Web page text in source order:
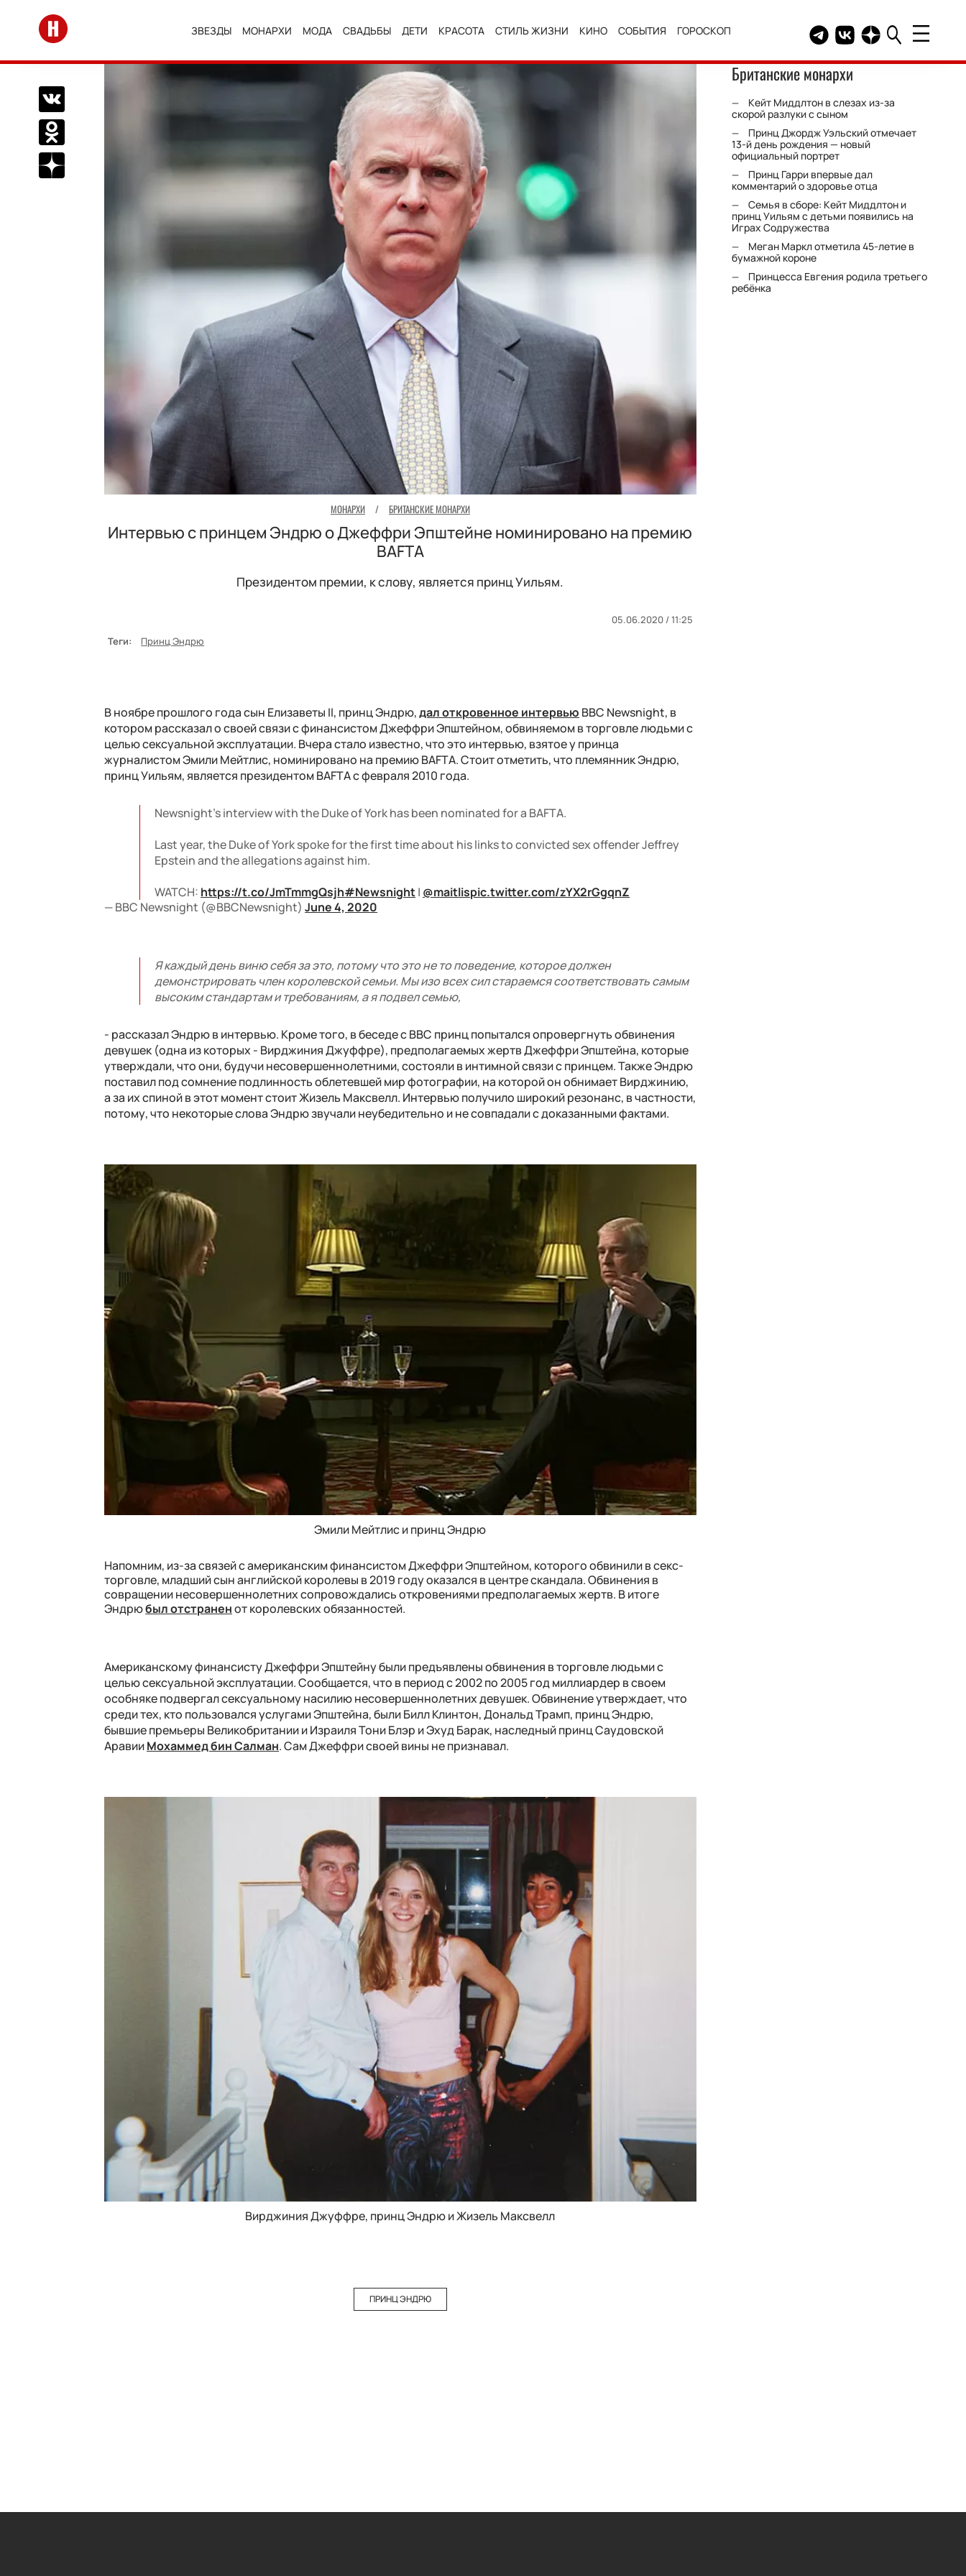
Перейти на главную
ЗВЕЗДЫ МОНАРХИ МОДА СВАДЬБЫ ДЕТИ КРАСОТА СТИЛЬ ЖИЗНИ КИНО СОБЫТИЯ ГОРОСКОП Telegram канал HELLO
Группа HELLO
Канал HELLO в
Поделиться Вконтакте
Поделиться в Одноклассниках
Подписаться на нас в Дзен
МОНАРХИ / БРИТАНСКИЕ МОНАРХИ
Интервью с принцем Эндрю о Джеффри Эпштейне номинировано на премию
BAFTA
Президентом премии, к слову, является принц Уильям.
05.06.2020 / 11:25
Теги:
Принц Эндрю
В ноябре прошлого года сын Елизаветы II, принц Эндрю,дал откровенное интервью BBC Newsnight, в
котором рассказал о своей связи с финансистом Джеффри Эпштейном, обвиняемом в торговле людьми с
целью сексуальной эксплуатации. Вчера стало известно, что это интервью, взятое у принца
журналистом Эмили Мейтлис, номинировано на премию BAFTA. Стоит отметить, что племянник Эндрю,
принц Уильям, является президентом BAFTA с февраля 2010 года.
Newsnight’s interview with the Duke of York has been nominated for a BAFTA.
Last year, the Duke of York spoke for the first time about his links to convicted sex offender Jeffrey
Epstein and the allegations against him.
WATCH: https://t.co/JmTmmgQsjh#Newsnight| @maitlispic.twitter.com/zYX2rGgqnZ
— BBC Newsnight (@BBCNewsnight)June 4, 2020
Я каждый день виню себя за это, потому что это не то поведение, которое должен
демонстрировать член королевской семьи. Мы изо всех сил стараемся соответствовать самым
высоким стандартам и требованиям, а я подвел семью,
- рассказал Эндрю в интервью. Кроме того, в беседе с BBC принц попытался опровергнуть обвинения
девушек (одна из которых - Вирджиния Джуффре), предполагаемых жертв Джеффри Эпштейна, которые
утверждали, что они, будучи несовершеннолетними, состояли в интимной связи с принцем. Также Эндрю
поставил под сомнение подлинность облетевшей мир фотографии, на которой он обнимает Вирджинию,
а за их спиной в этот момент стоит Жизель Максвелл. Интервью получило широкий резонанс, в частности,
потому, что некоторые слова Эндрю звучали неубедительно и не совпадали с доказанными фактами.
Эмили Мейтлис и принц Эндрю
Напомним, из-за связей с американским финансистом Джеффри Эпштейном, которого обвинили в секс-
торговле, младший сын английской королевы в 2019 году оказался в центре скандала. Обвинения в
совращении несовершеннолетних сопровождались откровениями предполагаемых жертв. В итоге
Эндрюбыл отстраненот королевских обязанностей.
Американскому финансисту Джеффри Эпштейнубыли предъявлены обвинения в торговле людьми с
целью сексуальной эксплуатации. Сообщается, что в период с 2002 по 2005 год миллиардер в своем
особняке подвергал сексуальному насилию несовершеннолетних девушек. Обвинение утверждает, что
среди тех, кто пользовался услугами Эпштейна, были Билл Клинтон, Дональд Трамп, принц Эндрю,
бывшие премьеры Великобритании и Израиля Тони Блэр и Эхуд Барак, наследный принц Саудовской
АравииМохаммед бин Салман. Сам Джеффри своей вины не признавал.
Вирджиния Джуффре, принц Эндрю и Жизель Максвелл
ПРИНЦ ЭНДРЮ
Британские монархи
Кейт Миддлтон в слезах из-за
скорой разлуки с сыном
Принц Джордж Уэльский отмечает
13-й день рождения — новый
официальный портрет
Принц Гарри впервые дал
комментарий о здоровье отца
Семья в сборе: Кейт Миддлтон и
принц Уильям с детьми появились на
Играх Содружества
Меган Маркл отметила 45-летие в
бумажной короне
Принцесса Евгения родила третьего
ребёнка